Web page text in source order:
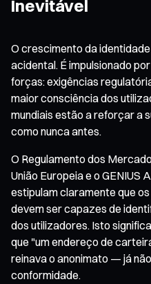
Inevitável
O crescimento da
acidental. É impulsionado
forças: exigências
maior consciência dos
mundiais estão a reforçar a
como nunca antes.
O Regulamento dos
União Europeia e o GENIUS
estipulam claramente que
devem ser capazes de
dos utilizadores. Isto
que "um endereço de
reinava o anonimato — já
conformidade.